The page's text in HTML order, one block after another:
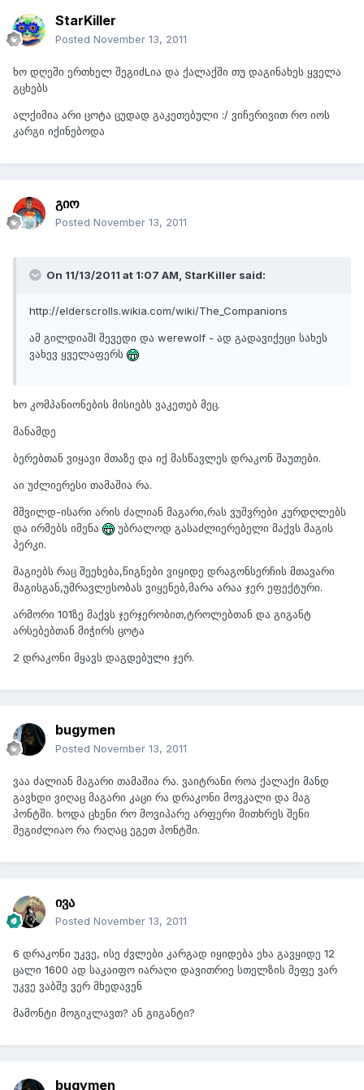
StarKiller
Posted November 13, 2011
ხო დღეში ერთხელ შეგიძLია და ქალაქში თუ დაგინახეს ყველა
გცხებს
ალქიმია არი ცოტა ცუდად გაკეთებული :/ ვიჩერივით რო იოს
კარგი იქინებოდა
გიო
Posted November 13, 2011
On 11/13/2011 at 1:07 AM, StarKiller said:
http://elderscrolls.wikia.com/wiki/The_Companions
ამ გილდიაშI შევედი და werewolf - ად გადავიქეცი სახეს
ვახევ ყველაფერს
ხო კომპანიონების მისიებს ვაკეთებ მეც.
მანამდე
ბერებთან ვიყავი მთაზე და იქ მასწავლეს დრაკონ შაუთები.
აი უძლიერესი თამაშია რა.
მშვილდ-ისარი არის ძალიან მაგარი,რას ვუშვრები კურდღლებს
და ირმებს იმენა
უბრალოდ გასაძლიერებელი მაქვს მაგის
პერკი.
მაგიებს რაც შეეხება,წიგნები ვიყიდე დრაგონსერჩის მთავარი
მაგისგან,უმრავლესობას ვიყენებ,მარა არაა ჯერ ეფექტური.
არმორი 101ზე მაქვს ჯერჯერობით,ტროლებთან და გიგანტ
არსებებთან მიჭირს ცოტა
2 დრაკონი მყავს დაგდებული ჯერ.
bugymen
Posted November 13, 2011
ვაა ძალიან მაგარი თამაშია რა. ვაიტრანი როა ქალაქი მანდ
გავხდი ვიღაც მაგარი კაცი რა დრაკონი მოვკალი და მაგ
პონტში. ხოდა ცხენი რო მოვიპარე არფერი მითხრეს შენი
შეგიძლიაო რა რაღაც ეგეთ პონტში.
ივა
Posted November 13, 2011
6 დრაკონი უკვე, ისე ძვლები კარგად იყიდება ეხა გავყიდე 12
ცალი 1600 ად საკაიფო იარაღი დავითრიე სთელზის მეფე ვარ
უკვე ვაბშე ვერ მხედავენ
მამონტი მოგიკლავთ? ან გიგანტი?
bugymen